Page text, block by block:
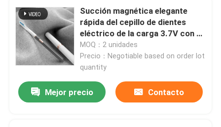
Succión magnética elegante
rápida del cepillo de dientes
eléctrico de la carga 3.7V con 3
modos
MOQ：2 unidades
Precio：Negotiable based on order lot
quantity
Mejor precio Contacto